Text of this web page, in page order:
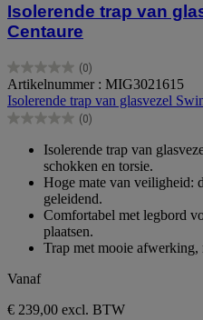
Isolerende trap van
Centaure
(0)
0.0
van
de
5
Artikelnummer : MIG3021615
Isolerende trap van glasvezel
(0)
0.0
sterren.
Isolerende trap van
schokken en torsie.
Hoge mate van veiligheid:
geleidend.
Comfortabel met legbord
plaatsen.
Trap met mooie afwerking,
Vanaf
€ 239,00 excl. BTW